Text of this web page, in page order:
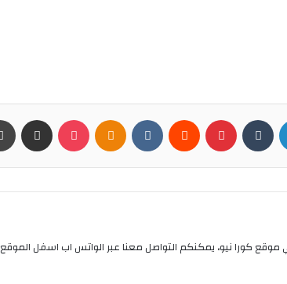
لينكدإن بينتيريست Odnoklassniki
بوكيت مشاركة عبر البريد
موقع كورا نيو، يمكنكم التواصل معنا عبر الواتس اب اسفل الموقع